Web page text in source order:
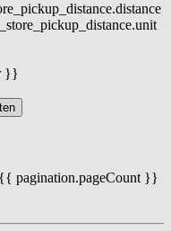
}}
pagination.pageCount }}